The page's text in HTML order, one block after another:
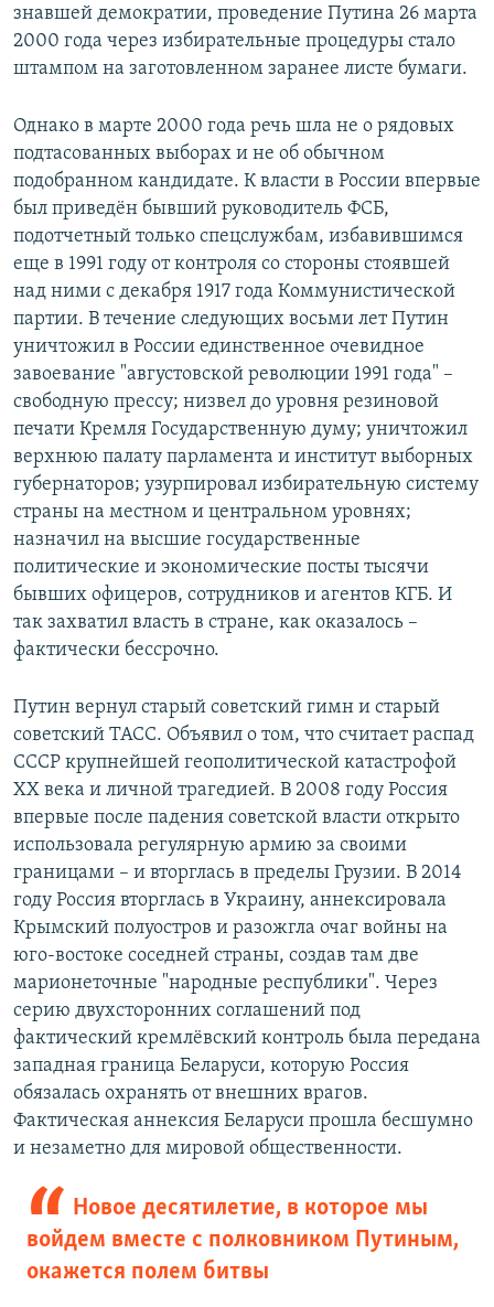
знавшей демократии, проведение Путина 26 марта
2000 года через избирательные процедуры стало
штампом на заготовленном заранее листе бумаги.
Однако в марте 2000 года речь шла не о рядовых
подтасованных выборах и не об обычном
подобранном кандидате. К власти в России впервые
был приведён бывший руководитель ФСБ,
подотчетный только спецслужбам, избавившимся
еще в 1991 году от контроля со стороны стоявшей
над ними с декабря 1917 года Коммунистической
партии. В течение следующих восьми лет Путин
уничтожил в России единственное очевидное
завоевание "августовской революции 1991 года" –
свободную прессу; низвел до уровня резиновой
печати Кремля Государственную думу; уничтожил
верхнюю палату парламента и институт выборных
губернаторов; узурпировал избирательную систему
страны на местном и центральном уровнях;
назначил на высшие государственные
политические и экономические посты тысячи
бывших офицеров, сотрудников и агентов КГБ. И
так захватил власть в стране, как оказалось –
фактически бессрочно.
Путин вернул старый советский гимн и старый
советский ТАСС. Объявил о том, что считает распад
СССР крупнейшей геополитической катастрофой
XX века и личной трагедией. В 2008 году Россия
впервые после падения советской власти открыто
использовала регулярную армию за своими
границами – и вторглась в пределы Грузии. В 2014
году Россия вторглась в Украину, аннексировала
Крымский полуостров и разожгла очаг войны на
юго-востоке соседней страны, создав там две
марионеточные "народные республики". Через
серию двухсторонних соглашений под
фактический кремлёвский контроль была передана
западная граница Беларуси, которую Россия
обязалась охранять от внешних врагов.
Фактическая аннексия Беларуси прошла бесшумно
и незаметно для мировой общественности.
Новое десятилетие, в которое мы
войдем вместе с полковником Путиным,
окажется полем битвы